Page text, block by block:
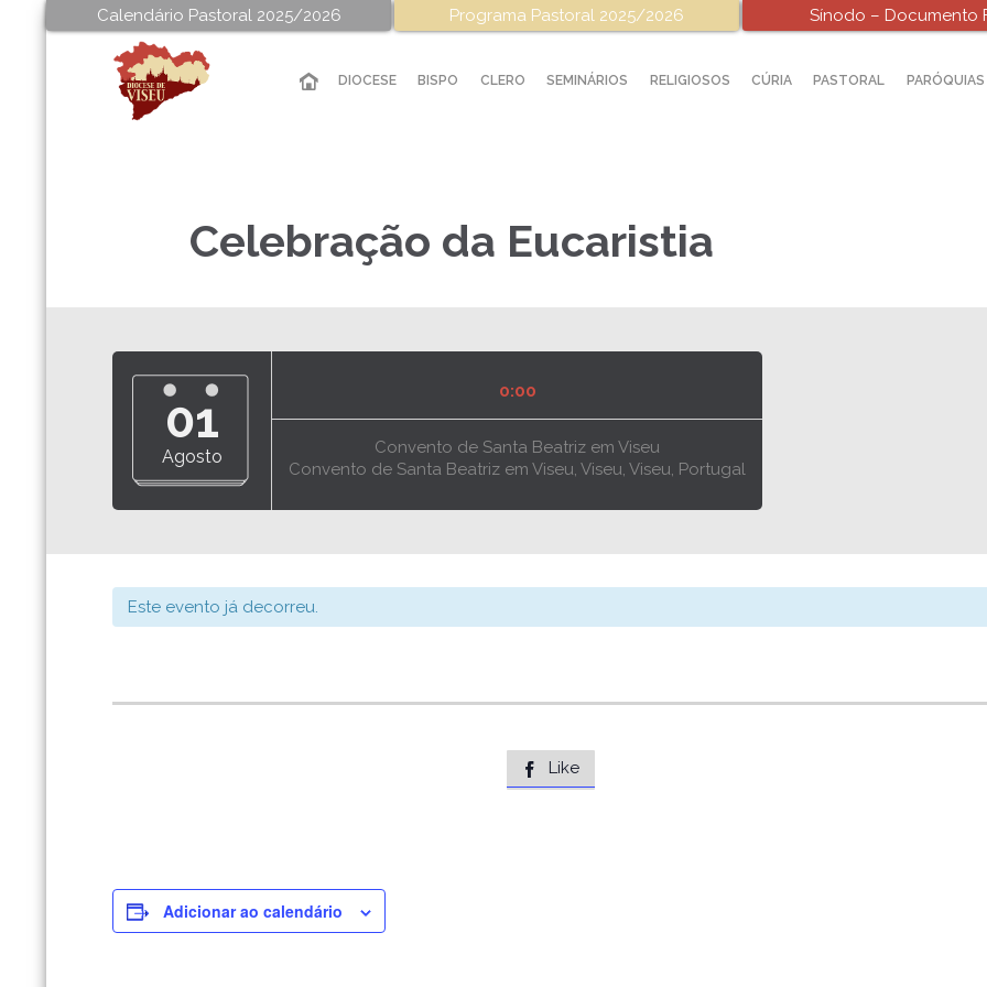
Calendário Pastoral 2025/2026 Programa Pastoral 2025/2026 Sínodo – Documento
DIOCESE BISPO CLERO SEMINÁRIOS RELIGIOSOS CÚRIA PASTORAL PARÓQUIAS
Celebração da Eucaristia
01
Agosto
0:00
Convento de Santa Beatriz em Viseu
Convento de Santa Beatriz em Viseu, Viseu, Viseu, Portugal
Este evento já decorreu.
 Like
Adicionar ao calendário